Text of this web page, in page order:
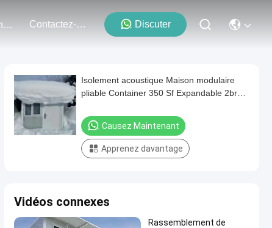
Événements Contactez-Nous Discuter
Isolement acoustique Maison modulaire
pliable Container 350 Sf Expandable 2br
Causez Maintenant
Apprenez davantage
Vidéos connexes
Rassemblement de